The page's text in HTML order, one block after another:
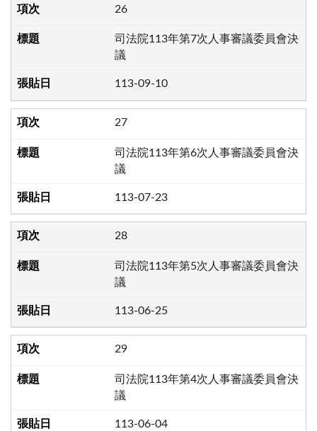
26
司法院113年第7次人事審議委員會決
議
113-09-10
27
司法院113年第6次人事審議委員會決
議
113-07-23
28
司法院113年第5次人事審議委員會決
議
113-06-25
29
司法院113年第4次人事審議委員會決
議
113-06-04